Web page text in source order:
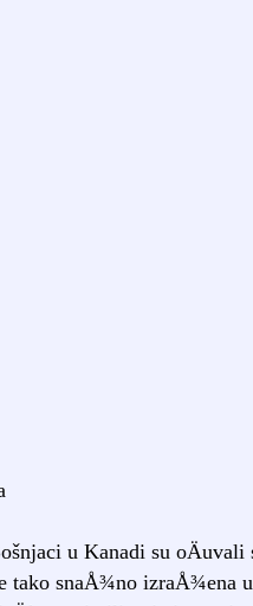
u Kanadi su
tako snaÅ¾no izraÅ¾ena